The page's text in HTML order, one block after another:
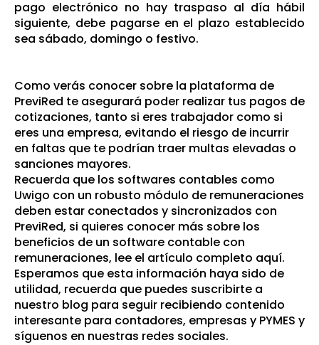
pago electrónico no hay traspaso al día hábil
siguiente, debe pagarse en el plazo establecido
sea sábado, domingo o festivo.
Como verás conocer sobre la plataforma de
PreviRed te asegurará poder realizar tus pagos de
cotizaciones, tanto si eres trabajador como si
eres una empresa, evitando el riesgo de incurrir
en faltas que te podrían traer multas elevadas o
sanciones mayores.
Recuerda que los softwares contables como
Uwigo con un robusto módulo de remuneraciones
deben estar conectados y sincronizados con
PreviRed, si quieres conocer más sobre los
beneficios de un software contable con
remuneraciones, lee el artículo completo aquí.
Esperamos que esta información haya sido de
utilidad, recuerda que puedes suscribirte a
nuestro blog para seguir recibiendo contenido
interesante para contadores, empresas y PYMES y
síguenos en nuestras redes sociales.